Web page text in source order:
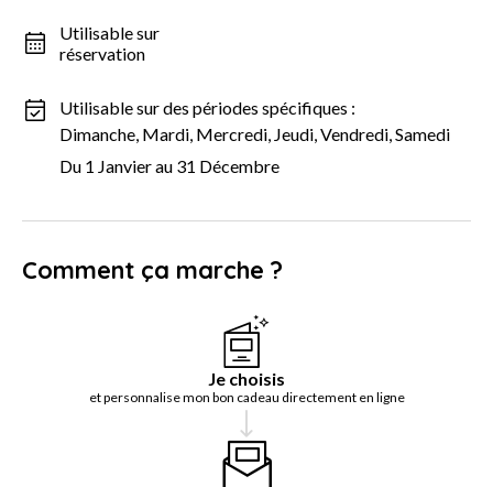
Utilisable sur
réservation
Utilisable sur des périodes spécifiques :
Dimanche, Mardi, Mercredi, Jeudi, Vendredi, Samedi
Du 1 Janvier au 31 Décembre
Comment ça marche ?
Je choisis
et personnalise mon bon cadeau directement en ligne